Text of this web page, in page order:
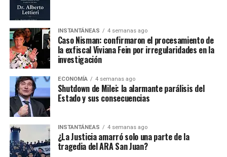
INSTANTÁNEAS 4 semanas ago
Caso Nisman: confirmaron el procesamiento de
la exfiscal Viviana Fein por irregularidades en la
investigación
ECONOMÍA 4 semanas ago
Shutdown de Milei: la alarmante parálisis del
Estado y sus consecuencias
INSTANTÁNEAS 4 semanas ago
¿La Justicia amarró solo una parte de la
tragedia del ARA San Juan?